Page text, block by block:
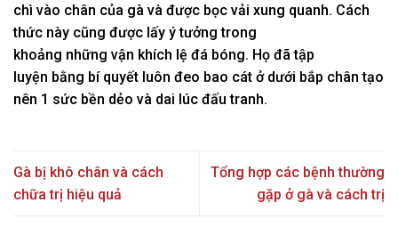
chì vào chân của gà và được bọc vải xung quanh. Cách
thức này cũng được lấy ý tưởngtrong
khoảng những vận khích lệ đá bóng. Họ đãtập
luyện bằng bí quyết luôn đeo bao cát ở dưới bắp chân tạo
nên 1 sức bền dẻo và dai lúc đấu tranh.
Gà bị khô chân và cách
chữa trị hiệu quả
Tổng hợp các bệnh thường
gặp ở gà và cách trị